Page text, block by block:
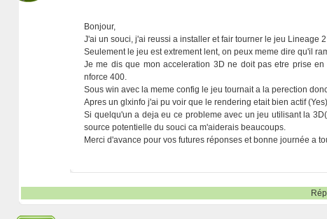
Bonjour,
J'ai un souci, j'ai reussi a installer et fair tourner le jeu Lineage
Seulement le jeu est extrement lent, on peux meme dire qu'il
Je me dis que mon acceleration 3D ne doit pas etre prise
nforce 400.
Sous win avec la meme config le jeu tournait a la perection
Apres un glxinfo j'ai pu voir que le rendering etait bien actif
Si quelqu'un a deja eu ce probleme avec un jeu utilisant la
source potentielle du souci ca m'aiderais beaucoups.
Merci d'avance pour vos futures réponses et bonne journée a